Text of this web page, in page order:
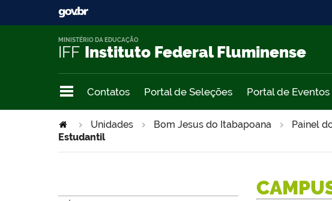
IFF Instituto Federal Fluminense
MINISTÉRIO DA EDUCAÇÃO
Contatos Portal de Seleções Portal de Eventos
Unidades Bom Jesus do Itabapoana Painel
Estudantil